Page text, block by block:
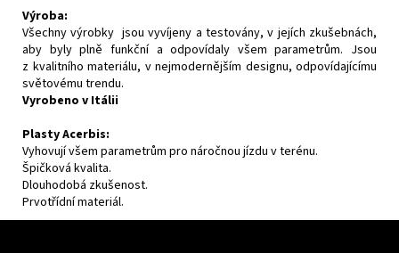
Výroba:
Všechny výrobky jsou vyvíjeny a testovány, v jejích zkušebnách,
aby byly plně funkční a odpovídaly všem parametrům. Jsou
z kvalitního materiálu, v nejmodernějším designu, odpovídajícímu
světovému trendu.
Vyrobeno v Itálii
Plasty Acerbis:
Vyhovují všem parametrům pro náročnou jízdu v terénu.
Špičková kvalita.
Dlouhodobá zkušenost.
Prvotřídní materiál.